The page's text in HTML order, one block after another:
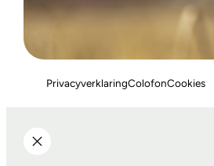
PrivacyverklaringColofonCookies